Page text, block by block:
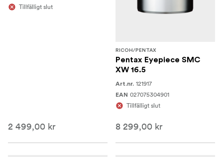
Tillfälligt slut
2 499,00 kr
RICOH/PENTAX
Pentax Eyepiece SMC
XW 16.5
Art.nr. 121917
EAN 027075304901
Tillfälligt slut
8 299,00 kr